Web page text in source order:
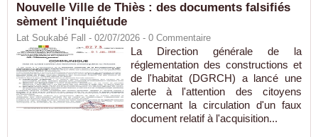
Nouvelle Ville de Thiès : des documents falsifiés
sèment l'inquiétude
Lat Soukabé Fall - 02/07/2026 - 0 Commentaire
La Direction générale de la
réglementation des constructions et
de l'habitat (DGRCH) a lancé une
alerte à l'attention des citoyens
concernant la circulation d'un faux
document relatif à l'acquisition...